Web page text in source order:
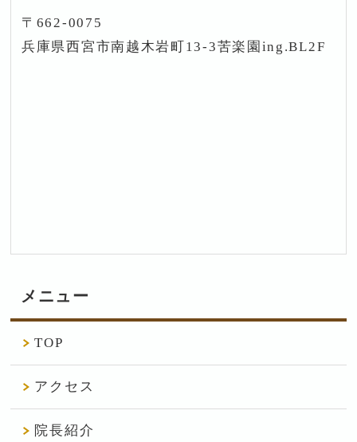
〒662-0075
兵庫県西宮市南越木岩町13-3苦楽園ing.BL2F
メニュー
TOP
アクセス
院長紹介